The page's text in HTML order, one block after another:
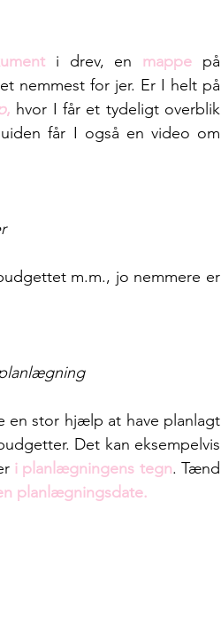
i drev, en mappe på
nemmest for jer. Er I helt på
, hvor I får et tydeligt overblik
får I også en video om
m.m., jo nemmere er
en stor hjælp at have planlagt
Det kan eksempelvis
i planlægningens tegn. Tænd
planlægningsdate.